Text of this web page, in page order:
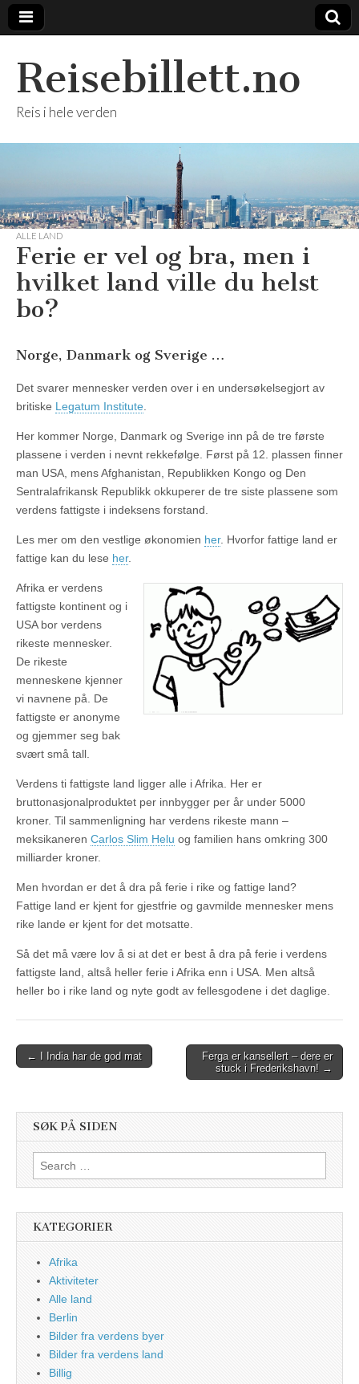
Reisebillett.no
Reis i hele verden
ALLE LAND
Ferie er vel og bra, men i
hvilket land ville du helst
bo?
Norge, Danmark og Sverige …
Det svarer mennesker verden over i en undersøkelsegjort av
britiske Legatum Institute
Her kommer Norge, Danmark og Sverige inn på de tre første
plassene i verden i nevnt rekkefølge. Først på 12. plassen finner
man USA, mens Afghanistan, Republikken Kongo og Den
Sentralafrikansk Republikk okkuperer de tre siste plassene som
verdens fattigste i indeksens forstand.
Les mer om den vestlige økonomien her. Hvorfor fattige land er
fattige kan du lese her.
Afrika er verdens
fattigste kontinent og i
USA bor verdens
rikeste mennesker.
De rikeste
menneskene kjenner
vi navnene på. De
fattigste er anonyme
og gjemmer seg bak
svært små tall.
Verdens ti fattigste land ligger alle i Afrika. Her er
bruttonasjonalproduktet per innbygger per år under 5000
kroner. Til sammenligning har verdens rikeste mann –
meksikaneren Carlos Slim Helu og familien hans omkring 300
milliarder kroner.
Men hvordan er det å dra på ferie i rike og fattige land?
Fattige land er kjent for gjestfrie og gavmilde mennesker mens
rike lande er kjent for det motsatte.
Så det må være lov å si at det er best å dra på ferie i verdens
fattigste land, altså heller ferie i Afrika enn i USA. Men altså
heller bo i rike land og nyte godt av fellesgodene i det daglige.
Post← I India har de god mat
Ferga er kansellert – dere er
stuck i Frederikshavn! →
SØK PÅ SIDEN
Search
for:
KATEGORIER
Afrika
Aktiviteter
Alle land
Berlin
Bilder fra verdens byer
Bilder fra verdens land
Billig